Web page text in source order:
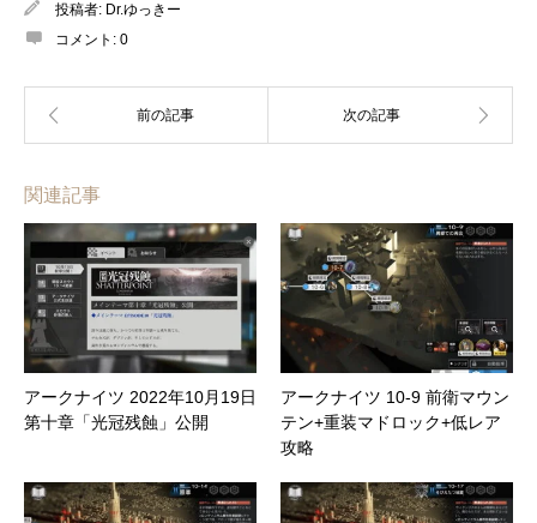
投稿者: Dr.ゆっきー
コメント: 0
関連記事
アークナイツ 2022年10月19日
第十章「光冠残蝕」公開
アークナイツ 10-9 前衛マウン
テン+重装マドロック+低レア
攻略